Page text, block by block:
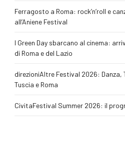
Ferragosto a Roma: rock’n’roll e
all’Aniene Festival
I Green Day sbarcano al cinema:
di Roma e del Lazio
direzioniAltre Festival 2026: Danza,
Tuscia e Roma
CivitaFestival Summer 2026: il